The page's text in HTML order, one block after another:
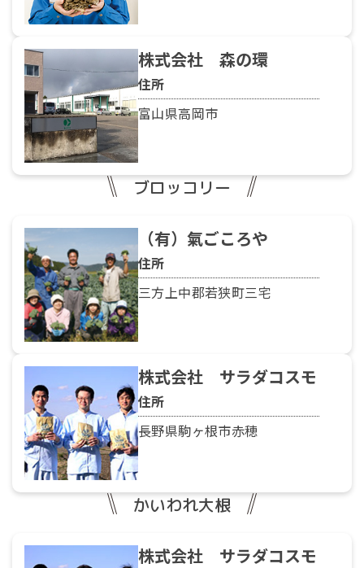
株式会社 森の環
住所
富山県高岡市
ブロッコリー
（有）氣ごころや
住所
三方上中郡若狭町三宅
株式会社 サラダコスモ
住所
長野県駒ヶ根市赤穂
かいわれ大根
株式会社 サラダコスモ